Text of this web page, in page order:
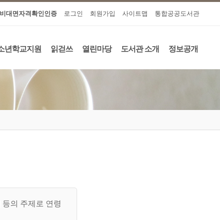
비대면자격확인인증 로그인 회원가입 사이트맵 통합공공도서관
년학교지원 읽걷쓰 열린마당 도서관 소개 정보공개
의 주제로 연령